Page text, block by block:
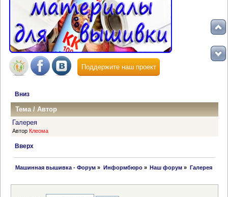
Поддержите наш проект
Вниз
Тема/Автор
Галерея
Автор Клеома
Вверх
Машинная вышивка - Форум » Информбюро» Наш форум » Галерея